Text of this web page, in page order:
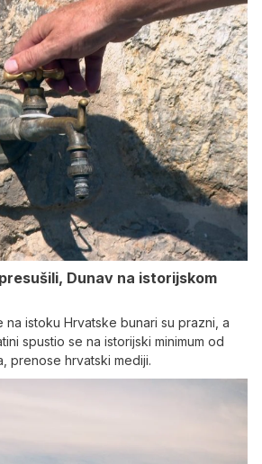
Dunav na istorijskom
na istoku Hrvatske bunari su prazni, a
spustio se na istorijski minimum od
prenose hrvatski mediji.